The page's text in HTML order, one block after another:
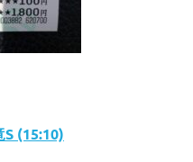
S (15:10)